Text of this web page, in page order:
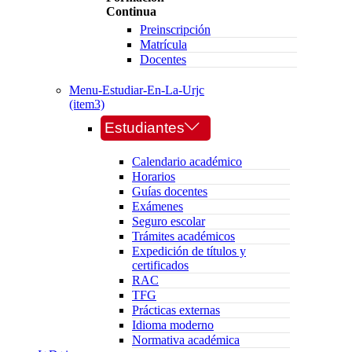
Continua
Preinscripción
Matrícula
Docentes
Menu-Estudiar-En-La-Urjc
(item3)
Estudiantes
Calendario académico
Horarios
Guías docentes
Exámenes
Seguro escolar
Trámites académicos
Expedición de títulos y
certificados
RAC
TFG
Prácticas externas
Idioma moderno
Normativa académica